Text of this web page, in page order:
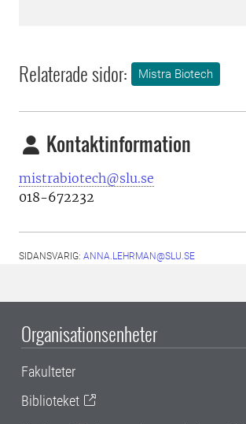
Relaterade sidor: Mistra Biotech
Kontaktinformation
mistrabiotech@slu.se
018-672232
SIDANSVARIG: ANNA.LEHRMAN@SLU.SE
Organisationsenheter
Fakulteter
Biblioteket